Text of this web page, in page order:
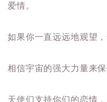
爱情。
如果你一直远远地观望
相信宇宙的强大力量来
天使们支持你们的恋情